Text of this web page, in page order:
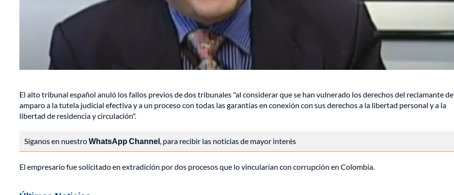
El alto tribunal español anuló los fallos previos de dos tribunales "al considerar que se han vulnerado los derechos del reclamante de
amparo a la tutela judicial efectiva y a un proceso con todas las garantías en conexión con sus derechos a la libertad personal y a la
libertad de residencia y circulación".
Síganos en nuestroWhatsApp Channel, para recibir las noticias de mayor interés
El empresario fue solicitado en extradición por dos procesos que lo vincularían con corrupción en Colombia.